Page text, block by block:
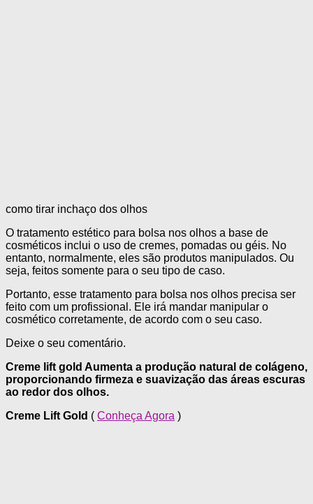
como tirar inchaço dos olhos
O tratamento estético para bolsa nos olhos a base de
cosméticos inclui o uso de cremes, pomadas ou géis. No
entanto, normalmente, eles são produtos manipulados. Ou
seja, feitos somente para o seu tipo de caso.
Portanto, esse tratamento para bolsa nos olhos precisa ser
feito com um profissional. Ele irá mandar manipular o
cosmético corretamente, de acordo com o seu caso.
Deixe o seu comentário.
Creme lift gold Aumenta a produção natural de colágeno,
proporcionando firmeza e suavização das áreas escuras
ao redor dos olhos.
Creme Lift Gold ( Conheça Agora )